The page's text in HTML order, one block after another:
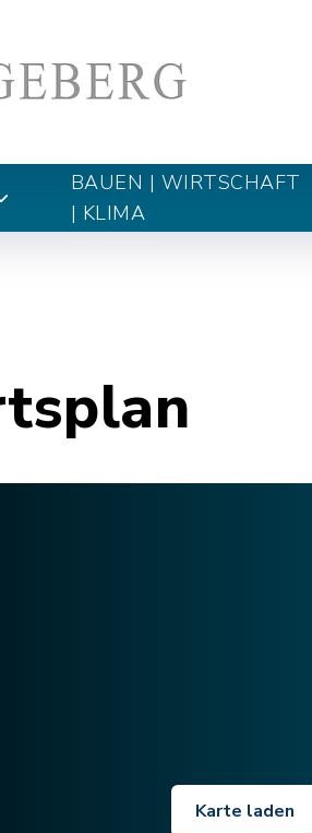
BAUEN | WIRTSCHAFT
| KLIMA
Karte laden